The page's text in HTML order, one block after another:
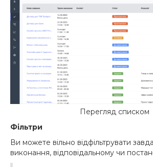
Перегляд списком
Фільтри
Ви можете вільно відфільтрувати
виконання, відповідальному чи